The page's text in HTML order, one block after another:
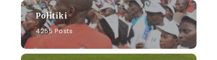
Politiki
4255 Posts